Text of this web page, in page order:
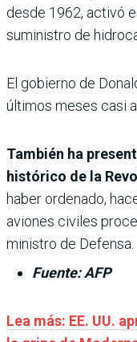
desde 1962, activó
suministro de
El gobierno de
últimos meses casi
También ha
histórico de la
haber ordenado,
aviones civiles
ministro de Defensa.
Fuente: AFP
Lea más: EE. UU.